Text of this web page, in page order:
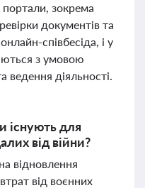
портали, зокрема
документів та
співбесіда, і у
з умовою
ведення діяльності.
існують для
від війни?
відновлення
від воєнних